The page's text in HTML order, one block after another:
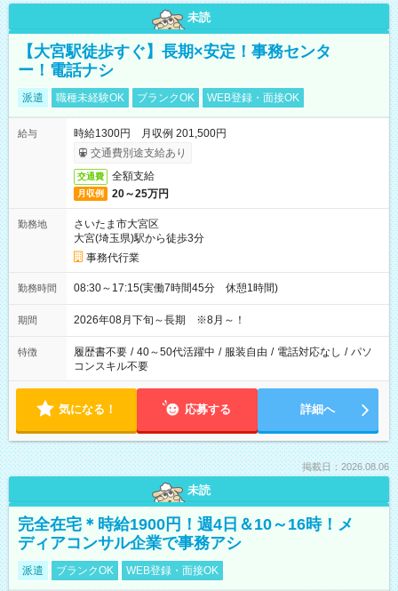
未読
【大宮駅徒歩すぐ】長期×安定！事務センタ
ー！電話ナシ
派遣 職種未経験OK ブランクOK WEB登録・面接OK
給与
時給1300円 月収例 201,500円
交通費別途支給あり
交通費 全額支給
月収例 20～25万円
勤務地
さいたま市大宮区
大宮(埼玉県)駅から徒歩3分
事務代行業
勤務時間 08:30～17:15(実働7時間45分 休憩1時間)
期間 2026年08月下旬～長期 ※8月～！
特徴 履歴書不要 / 40～50代活躍中 / 服装自由 / 電話対応なし / パソ
コンスキル不要
気になる！ 応募する 詳細へ
掲載日：2026.08.06
未読
完全在宅＊時給1900円！週4日＆10～16時！メ
ディアコンサル企業で事務アシ
派遣 ブランクOK WEB登録・面接OK